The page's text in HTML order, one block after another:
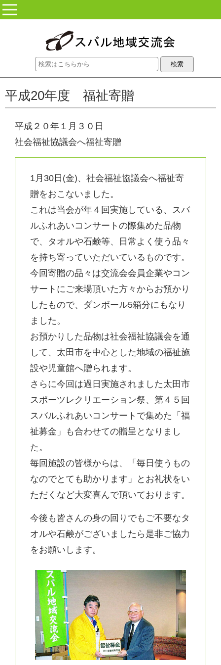
コンテンツに移動
平成20年度 福祉寄贈
平成２０年１月３０日
社会福祉協議会へ福祉寄贈
1月30日(金)、社会福祉協議会へ福祉寄
贈をおこないました。
これは当会が年４回実施している、スバ
ルふれあいコンサートの際集めた品物
で、タオルや石鹸等、日常よく使う品々
を持ち寄っていただいているものです。
今回寄贈の品々は交流会会員企業やコン
サートにご来場頂いた方々からお預かり
したもので、ダンボール5箱分にもなり
ました。
お預かりした品物は社会福祉協議会を通
して、太田市を中心とした地域の福祉施
設や児童館へ贈られます。
さらに今回は過日実施されました太田市
スポーツレクリエーション祭、第４５回
スバルふれあいコンサートで集めた「福
祉募金」も合わせての贈呈となりまし
た。
毎回施設の皆様からは、「毎日使うもの
なのでとても助かります」とお礼状をい
ただくなど大変喜んで頂いております。
今後も皆さんの身の回りでもご不要なタ
オルや石鹸がございましたら是非ご協力
をお願いします。